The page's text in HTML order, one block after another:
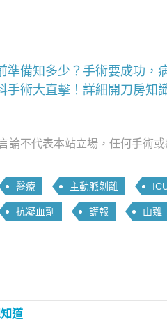
準備知多少？手術要成功，
手術大直擊！詳細開刀房知
論不代表本站立場，任何手術
醫療 主動脈剝離
抗凝血劑 謊報 山難
道